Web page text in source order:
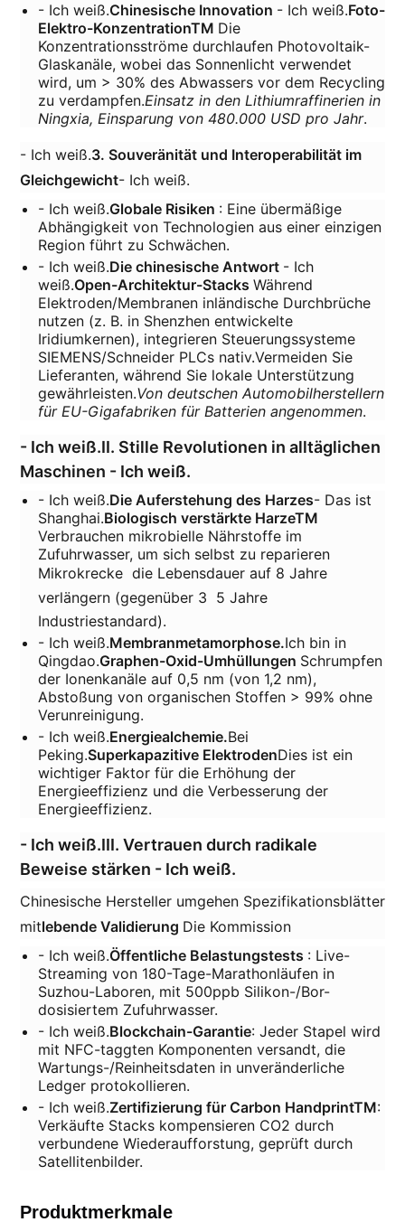
- Ich weiß.Chinesische Innovation - Ich weiß.Foto-
Elektro-KonzentrationTM Die
Konzentrationsströme durchlaufen Photovoltaik-
Glaskanäle, wobei das Sonnenlicht verwendet
wird, um > 30% des Abwassers vor dem Recycling
zu verdampfen.Einsatz in den Lithiumraffinerien in
Ningxia, Einsparung von 480.000 USD pro Jahr.
- Ich weiß.3. Souveränität und Interoperabilität im
Gleichgewicht- Ich weiß.
- Ich weiß.Globale Risiken : Eine übermäßige
Abhängigkeit von Technologien aus einer einzigen
Region führt zu Schwächen.
- Ich weiß.Die chinesische Antwort - Ich
weiß.Open-Architektur-Stacks Während
Elektroden/Membranen inländische Durchbrüche
nutzen (z. B. in Shenzhen entwickelte
Iridiumkernen), integrieren Steuerungssysteme
SIEMENS/Schneider PLCs nativ.Vermeiden Sie
Lieferanten, während Sie lokale Unterstützung
gewährleisten.Von deutschen Automobilherstellern
für EU-Gigafabriken für Batterien angenommen.
- Ich weiß.II. Stille Revolutionen in alltäglichen
Maschinen - Ich weiß.
- Ich weiß.Die Auferstehung des Harzes- Das ist
Shanghai.Biologisch verstärkte HarzeTM
Verbrauchen mikrobielle Nährstoffe im
Zufuhrwasser, um sich selbst zu reparieren
Mikrokrecke  die Lebensdauer auf 8 Jahre
verlängern (gegenüber 3  5 Jahre
Industriestandard).
- Ich weiß.Membranmetamorphose.Ich bin in
Qingdao.Graphen-Oxid-Umhüllungen Schrumpfen
der Ionenkanäle auf 0,5 nm (von 1,2 nm),
Abstoßung von organischen Stoffen > 99% ohne
Verunreinigung.
- Ich weiß.Energiealchemie.Bei
Peking.Superkapazitive ElektrodenDies ist ein
wichtiger Faktor für die Erhöhung der
Energieeffizienz und die Verbesserung der
Energieeffizienz.
- Ich weiß.III. Vertrauen durch radikale
Beweise stärken - Ich weiß.
Chinesische Hersteller umgehen Spezifikationsblätter
mitlebende Validierung Die Kommission
- Ich weiß.Öffentliche Belastungstests : Live-
Streaming von 180-Tage-Marathonläufen in
Suzhou-Laboren, mit 500ppb Silikon-/Bor-
dosisiertem Zufuhrwasser.
- Ich weiß.Blockchain-Garantie: Jeder Stapel wird
mit NFC-taggten Komponenten versandt, die
Wartungs-/Reinheitsdaten in unveränderliche
Ledger protokollieren.
- Ich weiß.Zertifizierung für Carbon HandprintTM:
Verkäufte Stacks kompensieren CO2 durch
verbundene Wiederaufforstung, geprüft durch
Satellitenbilder.
Produktmerkmale